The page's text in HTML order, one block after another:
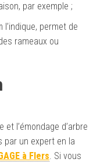
par exemple ;
l’indique, permet de
rameaux ou
l’émondage d’arbre
un expert en la
à Flers. Si vous